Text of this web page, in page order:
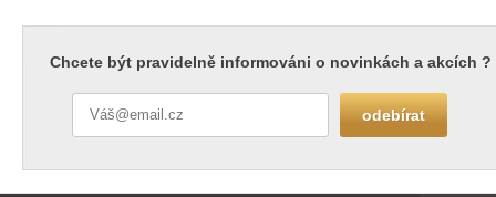
Chcete být pravidelně informováni o novinkách a akcích ?